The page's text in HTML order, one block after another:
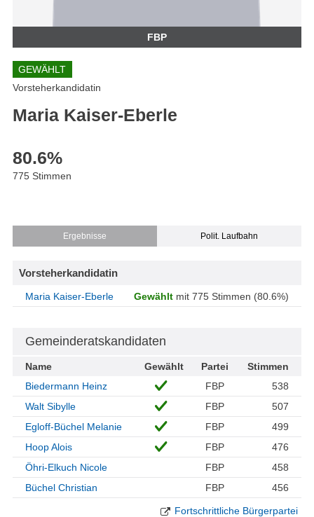
FBP
GEWÄHLT
Vorsteherkandidatin
Maria Kaiser-Eberle
80.6%
775 Stimmen
Ergebnisse Polit. Laufbahn
Vorsteherkandidatin
Maria Kaiser-Eberle Gewählt mit 775 Stimmen (80.6%)
Gemeinderatskandidaten
Name Gewählt Partei
Stimmen
Biedermann Heinz
FBP
538
Walt Sibylle
FBP
507
Egloff-Büchel Melanie
FBP
499
Hoop Alois
FBP
476
Öhri-Elkuch Nicole
FBP
458
Büchel Christian
FBP 456
Fortschrittliche Bürgerpartei